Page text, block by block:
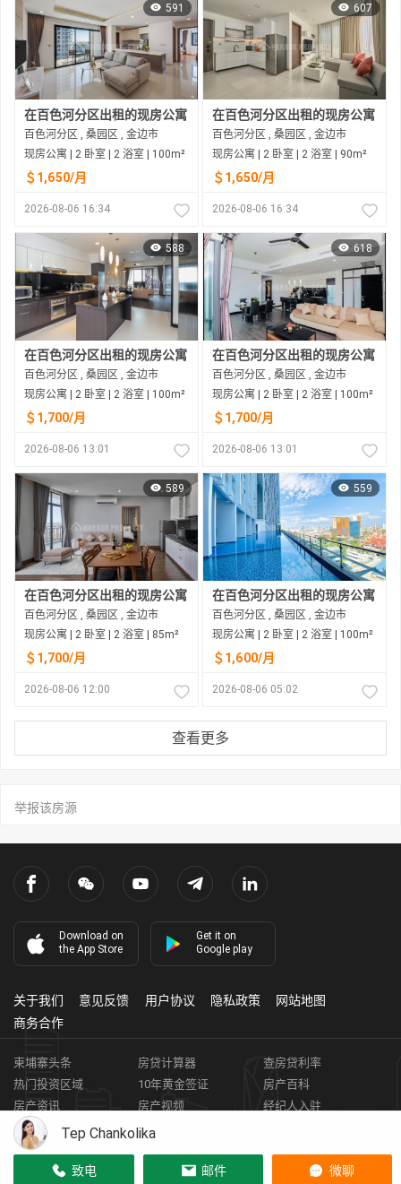
591
在百色河分区出租的现房公寓
百色河分区 , 桑园区 , 金边市
现房公寓 | 2 卧室 | 2 浴室 | 100m²
＄1,650/月
2026-08-06 16:34
607
在百色河分区出租的现房公寓
百色河分区 , 桑园区 , 金边市
现房公寓 | 2 卧室 | 2 浴室 | 90m²
＄1,650/月
2026-08-06 16:34
588
在百色河分区出租的现房公寓
百色河分区 , 桑园区 , 金边市
现房公寓 | 2 卧室 | 2 浴室 | 100m²
＄1,700/月
2026-08-06 13:01
618
在百色河分区出租的现房公寓
百色河分区 , 桑园区 , 金边市
现房公寓 | 2 卧室 | 2 浴室 | 100m²
＄1,700/月
2026-08-06 13:01
589
在百色河分区出租的现房公寓
百色河分区 , 桑园区 , 金边市
现房公寓 | 2 卧室 | 2 浴室 | 85m²
＄1,700/月
2026-08-06 12:00
559
在百色河分区出租的现房公寓
百色河分区 , 桑园区 , 金边市
现房公寓 | 2 卧室 | 2 浴室 | 100m²
＄1,600/月
2026-08-06 05:02
查看更多
举报该房源
Tep Chankolika
致电 邮件 微聊
Download on
the App Store
Get it on
Google play
关于我们 意见反馈 用户协议 隐私政策
网站地图
商务合作
柬埔寨头条 房贷计算器
查房贷利率
热门投资区域
10年黄金签证
房产百科
房产资讯
房产视频
经纪人入驻
获取客资
柬埔寨房地产APP
Copyright © 2026 HARBOR PROPERTY CO., LTD.
房地产证编号: E-